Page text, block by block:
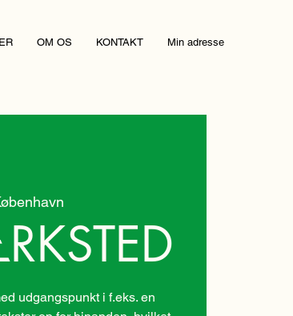
OM OS KONTAKT Min adresse
udgangspunkt i f.eks. en